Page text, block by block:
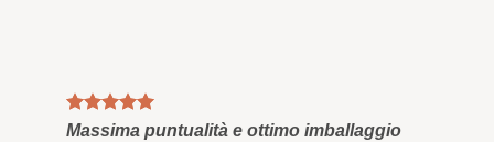
Massima puntualità e ottimo imballaggio